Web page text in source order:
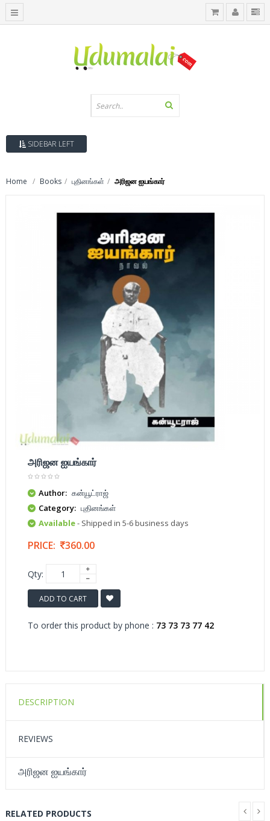
SIDEBAR LEFT
Home Books புதினங்கள் அரிஜன ஐயங்கார்
அரிஜன ஐயங்கார்
Author: கன்யூட்ராஜ்
Category: புதினங்கள்
Available- Shipped in 5-6 business days
PRICE: 360.00
Qty:
ADD TO CART
To order this product by phone : 73 73 73 77 42
DESCRIPTION
REVIEWS
அரிஜன ஐயங்கார்
RELATED PRODUCTS